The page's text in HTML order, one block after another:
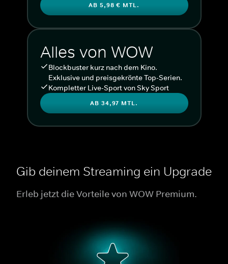
AB 5,98 € MTL.
Alles von WOW
Blockbuster kurz nach dem Kino.
Exklusive und preisgekrönte Top-Serien.
Kompletter Live-Sport von Sky Sport
AB 34,97 MTL.
Gib deinem Streaming ein Upgrade
Erleb jetzt die Vorteile von WOW Premium.